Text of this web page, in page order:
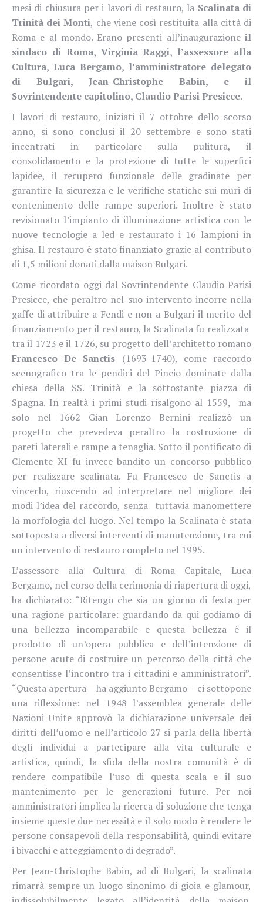
mesi di chiusura per i lavori di restauro, la Scalinata di
Trinità dei Monti, che viene così restituita alla città di
Roma e al mondo. Erano presenti all’inaugurazione il
sindaco di Roma, Virginia Raggi, l’assessore alla
Cultura, Luca Bergamo, l’amministratore delegato
di Bulgari, Jean-Christophe Babin, e il
Sovrintendente capitolino, Claudio Parisi Presicce.
I lavori di restauro, iniziati il 7 ottobre dello scorso
anno, si sono conclusi il 20 settembre e sono stati
incentrati in particolare sulla pulitura, il
consolidamento e la protezione di tutte le superfici
lapidee, il recupero funzionale delle gradinate per
garantire la sicurezza e le verifiche statiche sui muri di
contenimento delle rampe superiori. Inoltre è stato
revisionato l’impianto di illuminazione artistica con le
nuove tecnologie a led e restaurato i 16 lampioni in
ghisa. Il restauro è stato finanziato grazie al contributo
di 1,5 milioni donati dalla maison Bulgari.
Come ricordato oggi dal Sovrintendente Claudio Parisi
Presicce, che peraltro nel suo intervento incorre nella
gaffe di attribuire a Fendi e non a Bulgari il merito del
finanziamento per il restauro, la Scalinata fu realizzata
tra il 1723 e il 1726, su progetto dell’architetto romano
Francesco De Sanctis (1693-1740), come raccordo
scenografico tra le pendici del Pincio dominate dalla
chiesa della SS. Trinità e la sottostante piazza di
Spagna. In realtà i primi studi risalgono al 1559, ma
solo nel 1662 Gian Lorenzo Bernini realizzò un
progetto che prevedeva peraltro la costruzione di
pareti laterali e rampe a tenaglia. Sotto il pontificato di
Clemente XI fu invece bandito un concorso pubblico
per realizzare scalinata. Fu Francesco de Sanctis a
vincerlo, riuscendo ad interpretare nel migliore dei
modi l’idea del raccordo, senza tuttavia manomettere
la morfologia del luogo. Nel tempo la Scalinata è stata
sottoposta a diversi interventi di manutenzione, tra cui
un intervento di restauro completo nel 1995.
L’assessore alla Cultura di Roma Capitale, Luca
Bergamo, nel corso della cerimonia di riapertura di oggi,
ha dichiarato: “Ritengo che sia un giorno di festa per
una ragione particolare: guardando da qui godiamo di
una bellezza incomparabile e questa bellezza è il
prodotto di un’opera pubblica e dell’intenzione di
persone acute di costruire un percorso della città che
consentisse l’incontro tra i cittadini e amministratori”.
“Questa apertura – ha aggiunto Bergamo – ci sottopone
una riflessione: nel 1948 l’assemblea generale delle
Nazioni Unite approvò la dichiarazione universale dei
diritti dell’uomo e nell’articolo 27 si parla della libertà
degli individui a partecipare alla vita culturale e
artistica, quindi, la sfida della nostra comunità è di
rendere compatibile l’uso di questa scala e il suo
mantenimento per le generazioni future. Per noi
amministratori implica la ricerca di soluzione che tenga
insieme queste due necessità e il solo modo è rendere le
persone consapevoli della responsabilità, quindi evitare
i bivacchi e atteggiamento di degrado”.
Per Jean-Christophe Babin, ad di Bulgari, la scalinata
rimarrà sempre un luogo sinonimo di gioia e glamour,